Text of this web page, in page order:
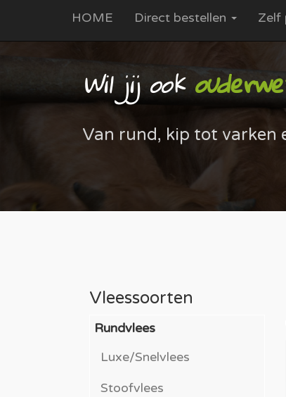
HOME Direct bestellen Zelf
Wil jij ook
Van rund, kip tot varken
Vleessoorten
Rundvlees
Luxe/Snelvlees
Stoofvlees